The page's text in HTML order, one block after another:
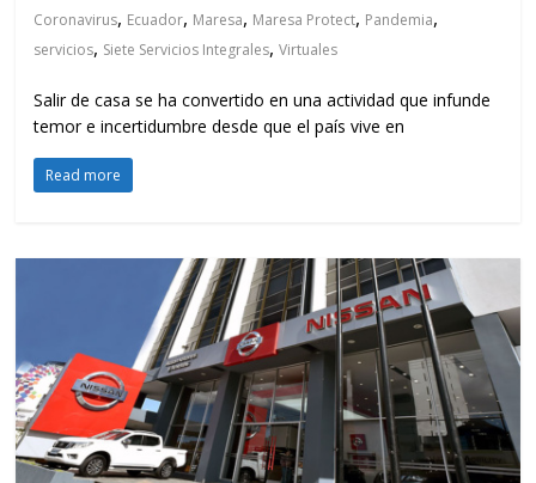
Coronavirus, Ecuador, Maresa, Maresa Protect, Pandemia,
servicios, Siete Servicios Integrales,Virtuales
Salir de casa se ha convertido en una actividad que infunde
temor e incertidumbre desde que el país vive en
Read more